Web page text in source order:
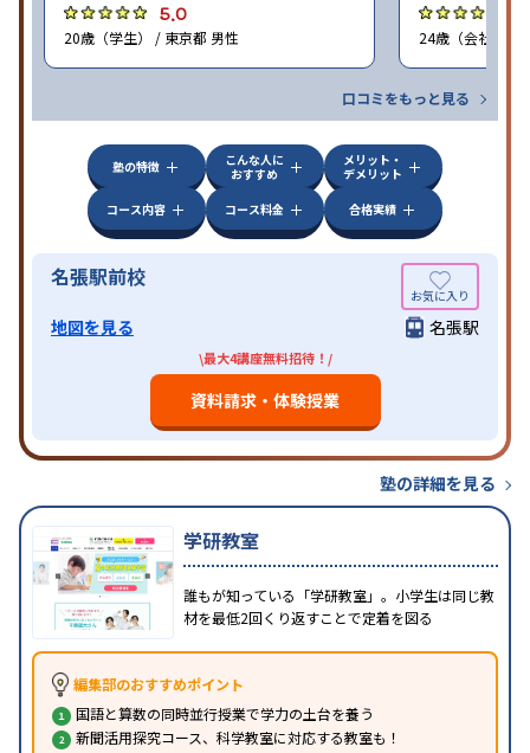
5.0
20歳（学生） / 東京都 男性 24歳（会社員<
口コミをもっと見る
塾の特徴
こんな人に
おすすめ
メリット・
デメリット
コース内容
コース料金 合格実績
名張駅前校
地図を見る 名張駅
\最大4講座無料招待！/
資料請求・体験授業
塾の詳細を見る
学研教室
誰もが知っている「学研教室」。小学生は同じ教
材を最低2回くり返すことで定着を図る
編集部のおすすめポイント
国語と算数の同時並行授業で学力の土台を養う
新聞活用探究コース、科学教室に対応する教室も！